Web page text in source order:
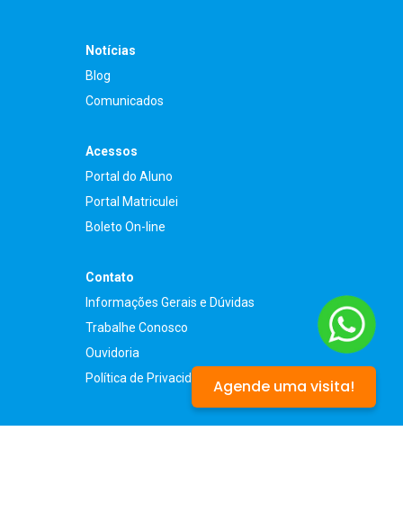
Notícias
Blog
Comunicados
Acessos
Portal do Aluno
Portal Matriculei
Boleto On-line
Contato
Informações Gerais e Dúvidas
Trabalhe Conosco
Ouvidoria
Política de Privacidade Agende uma visita!